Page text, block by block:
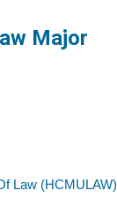
Major
Law (HCMULAW)